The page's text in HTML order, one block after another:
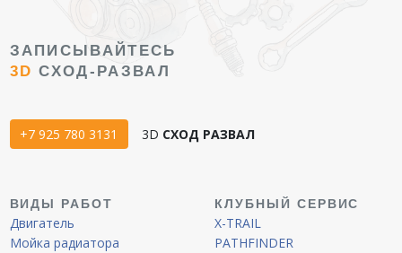
ЗАПИСЫВАЙТЕСЬ
3D СХОД-РАЗВАЛ
+7 925 780 3131 3D СХОД РАЗВАЛ
ВИДЫ РАБОТ
Двигатель
Мойка радиатора
КЛУБНЫЙ СЕРВИС
X-TRAIL
PATHFINDER